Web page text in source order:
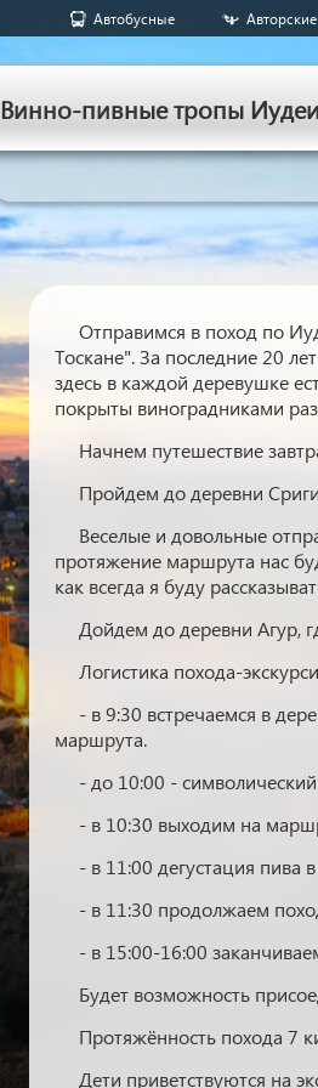
Aвтобусные Авторские
Винно-пивные тропы
Отправимся в поход по
Тоскане". За последние 20
здесь в каждой деревушке
покрыты виноградниками
Начнем путешествие
Пройдем до деревни
Веселые и довольные
протяжение маршрута нас
как всегда я буду
Дойдем до деревни Агур,
Логистика похода-
- в 9:30 встречаемся в
маршрута.
- до 10:00 -
- в 10:30 выходим на
- в 11:00 дегустация пива
- в 11:30 продолжаем
- в 15:00-16:00
Будет возможность
Протяжённость похода 7
Дети приветствуются на